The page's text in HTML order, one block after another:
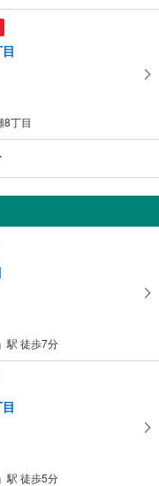
8丁目
目
1丁目
駅 徒歩7分
駅 徒歩5分